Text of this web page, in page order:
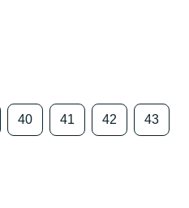
40 41 42 43